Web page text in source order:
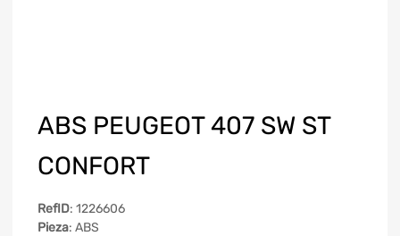
ABS PEUGEOT 407 SW ST
CONFORT
RefID: 1226606
Pieza: ABS